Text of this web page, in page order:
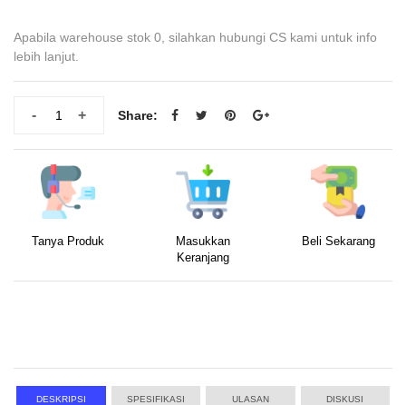
Apabila warehouse stok 0, silahkan hubungi CS kami untuk info
lebih lanjut.
+
- Share:
Tanya Produk
Masukkan
Keranjang
Beli Sekarang
DESKRIPSI SPESIFIKASI ULASAN DISKUSI